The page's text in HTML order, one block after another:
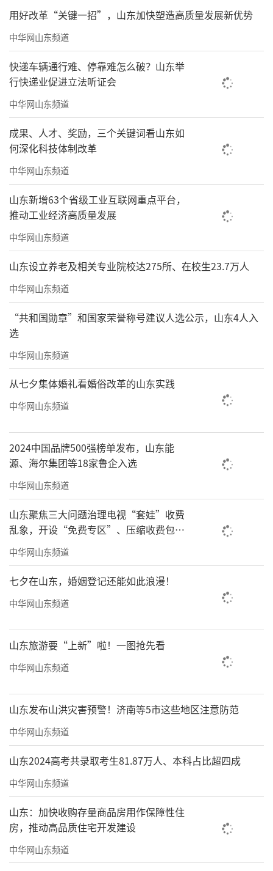
用好改革“关键一招”，山东加快塑造高质量发展新优势
中华网山东频道
快递车辆通行难、停靠难怎么破？山东举
行快递业促进立法听证会
中华网山东频道
成果、人才、奖励，三个关键词看山东如
何深化科技体制改革
中华网山东频道
山东新增63个省级工业互联网重点平台，
推动工业经济高质量发展
中华网山东频道
山东设立养老及相关专业院校达275所、在校生23.7万人
中华网山东频道
“共和国勋章”和国家荣誉称号建议人选公示，山东4人入
选
中华网山东频道
从七夕集体婚礼看婚俗改革的山东实践
中华网山东频道
2024中国品牌500强榜单发布，山东能
源、海尔集团等18家鲁企入选
中华网山东频道
山东聚焦三大问题治理电视“套娃”收费
乱象，开设“免费专区”、压缩收费包比
例70%以上
中华网山东频道
七夕在山东，婚姻登记还能如此浪漫！
中华网山东频道
山东旅游要“上新”啦！一图抢先看
中华网山东频道
山东发布山洪灾害预警！济南等5市这些地区注意防范
中华网山东频道
山东2024高考共录取考生81.87万人、本科占比超四成
中华网山东频道
山东：加快收购存量商品房用作保障性住
房，推动高品质住宅开发建设
中华网山东频道